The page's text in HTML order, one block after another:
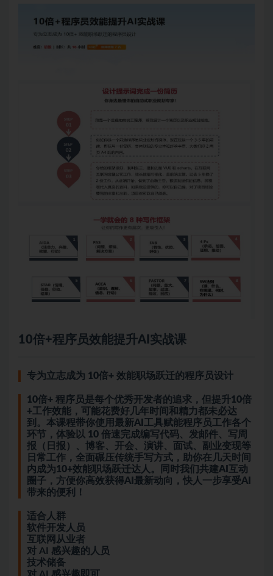
10倍+程序员效能提升AI实战课
专为立志成为 10倍+ 效能职场跃迁的程序员设计
10倍+ 程序员是每个优秀开发者的追求，但提升10倍
+工作效能，可能花费好几年时间和精力都未必达
到。本课程带你使用最新AI工具赋能程序员工作各个
环节，体验以 10 倍速完成编写代码、发邮件、写周
报（日报）、博客、开会、演讲、面试、副业变现等
日常工作，全面碾压传统手写方式，助你在几天时间
内成为10+效能职场跃迁达人。同时我们共建AI互动
圈子，方便你高效获得AI最新动向，快人一步享受AI
带来的便利！
适合人群
软件开发人员
互联网从业者
对 AI 感兴趣的人员
技术储备